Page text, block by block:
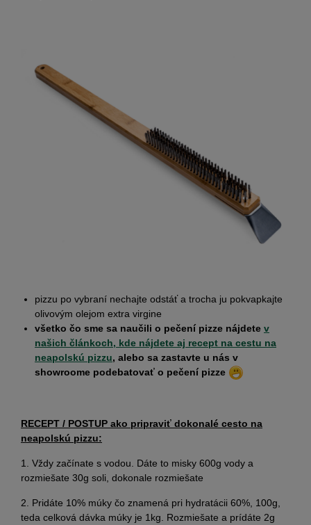
pizzu po vybraní nechajte odstáť a trocha ju pokvapkajte
olivovým olejom extra virgine
všetko čo sme sa naučili o pečení pizze nájdete v
našich článkoch, kde nájdete aj recept na cestu na
neapolskú pizzu, alebo sa zastavte u nás v
showroome podebatovať o pečení pizze
RECEPT / POSTUP ako pripraviť dokonalé cesto na
neapolskú pizzu:
1. Vždy začínate s vodou. Dáte to misky 600g vody a
rozmiešate 30g soli, dokonale rozmiešate
2. Pridáte 10% múky čo znamená pri hydratácii 60%, 100g,
teda celková dávka múky je 1kg. Rozmiešate a prídáte 2g